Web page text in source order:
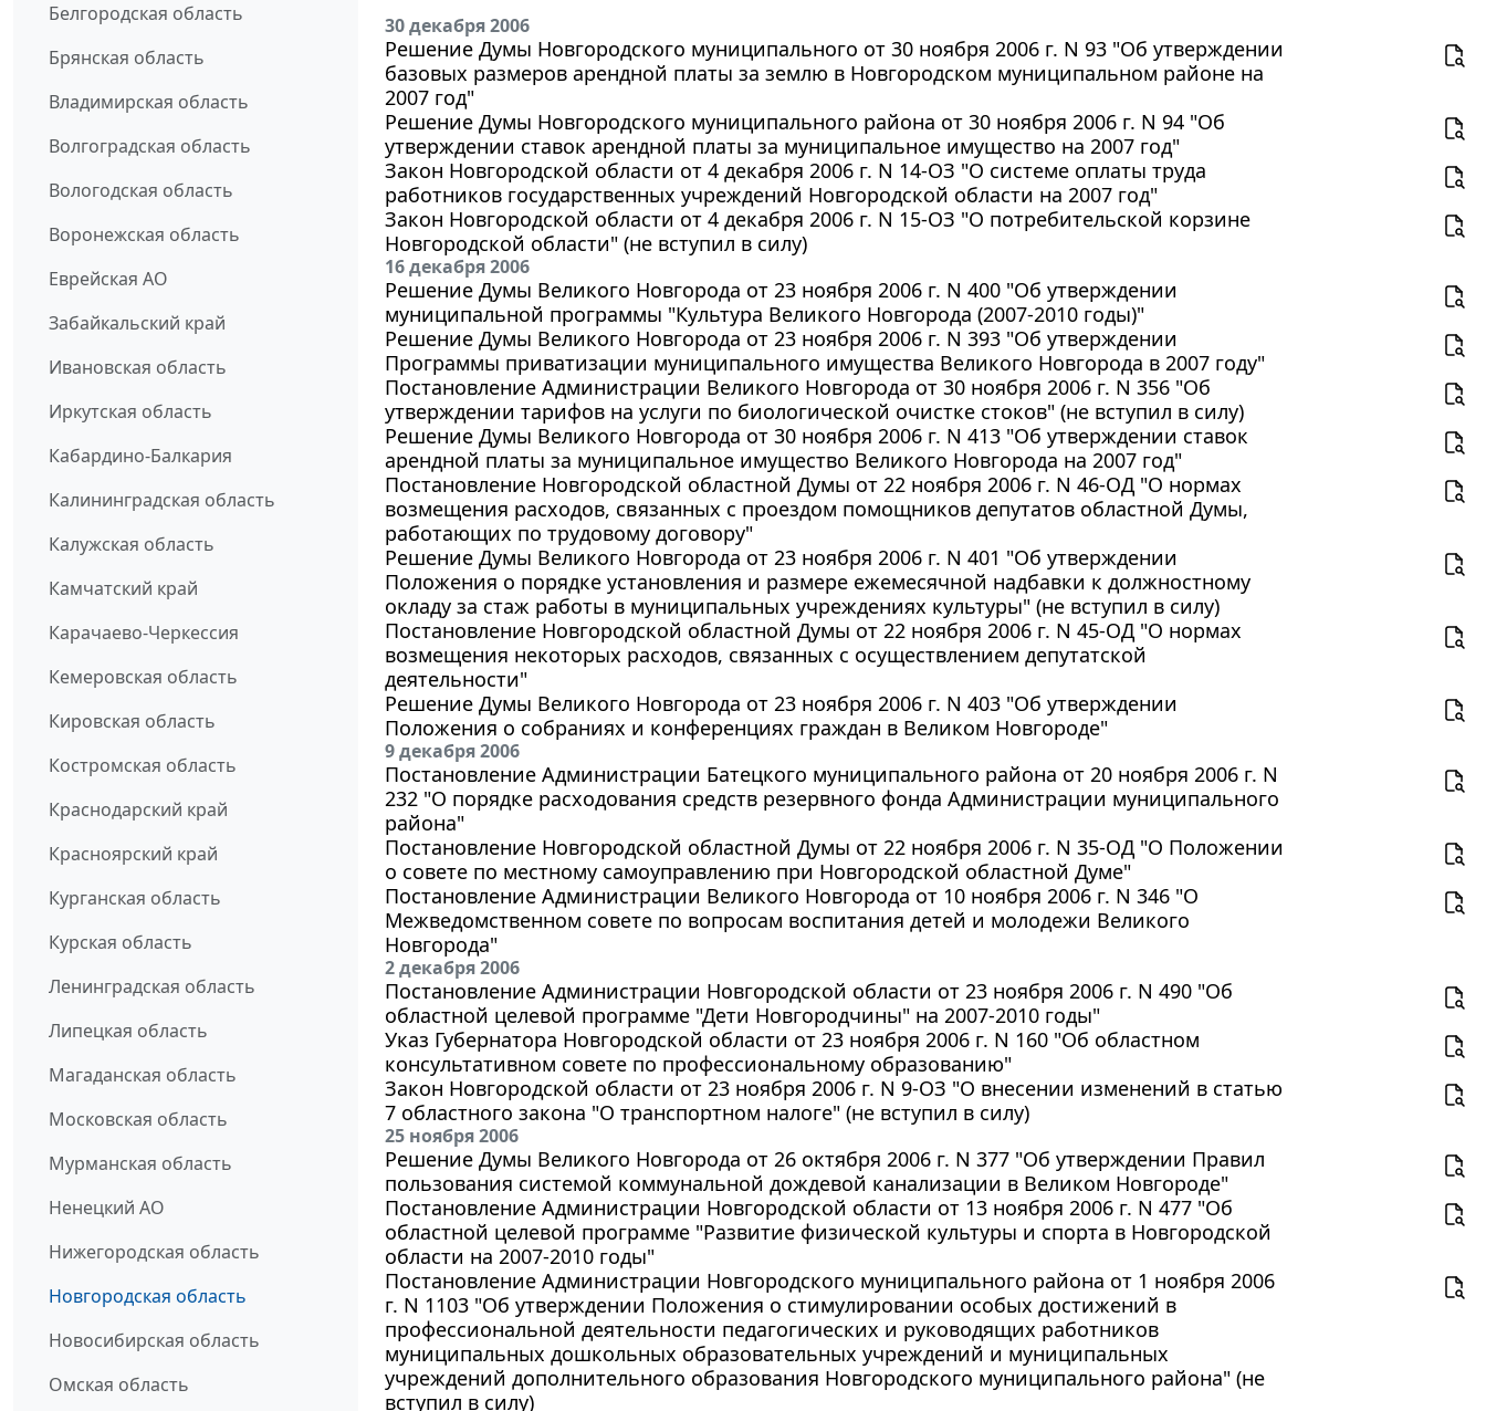
Белгородская область
Брянская область
Владимирская область
Волгоградская область
Вологодская область
Воронежская область
Еврейская АО
Забайкальский край
Ивановская область
Иркутская область
Кабардино-Балкария
Калининградская область
Калужская область
Камчатский край
Карачаево-Черкессия
Кемеровская область
Кировская область
Костромская область
Краснодарский край
Красноярский край
Курганская область
Курская область
Ленинградская область
Липецкая область
Магаданская область
Московская область
Мурманская область
Ненецкий АО
Нижегородская область
Новгородская область
Новосибирская область
Омская область
30 декабря 2006
Решение Думы Новгородского муниципального от 30 ноября 2006 г. N 93 "Об утверждении
базовых размеров арендной платы за землю в Новгородском муниципальном районе на
2007 год"
Решение Думы Новгородского муниципального района от 30 ноября 2006 г. N 94 "Об
утверждении ставок арендной платы за муниципальное имущество на 2007 год"
Закон Новгородской области от 4 декабря 2006 г. N 14-ОЗ "О системе оплаты труда
работников государственных учреждений Новгородской области на 2007 год"
Закон Новгородской области от 4 декабря 2006 г. N 15-ОЗ "О потребительской корзине
Новгородской области" (не вступил в силу)
16 декабря 2006
Решение Думы Великого Новгорода от 23 ноября 2006 г. N 400 "Об утверждении
муниципальной программы "Культура Великого Новгорода (2007-2010 годы)"
Решение Думы Великого Новгорода от 23 ноября 2006 г. N 393 "Об утверждении
Программы приватизации муниципального имущества Великого Новгорода в 2007 году"
Постановление Администрации Великого Новгорода от 30 ноября 2006 г. N 356 "Об
утверждении тарифов на услуги по биологической очистке стоков" (не вступил в силу)
Решение Думы Великого Новгорода от 30 ноября 2006 г. N 413 "Об утверждении ставок
арендной платы за муниципальное имущество Великого Новгорода на 2007 год"
Постановление Новгородской областной Думы от 22 ноября 2006 г. N 46-ОД "О нормах
возмещения расходов, связанных с проездом помощников депутатов областной Думы,
работающих по трудовому договору"
Решение Думы Великого Новгорода от 23 ноября 2006 г. N 401 "Об утверждении
Положения о порядке установления и размере ежемесячной надбавки к должностному
окладу за стаж работы в муниципальных учреждениях культуры" (не вступил в силу)
Постановление Новгородской областной Думы от 22 ноября 2006 г. N 45-ОД "О нормах
возмещения некоторых расходов, связанных с осуществлением депутатской
деятельности"
Решение Думы Великого Новгорода от 23 ноября 2006 г. N 403 "Об утверждении
Положения о собраниях и конференциях граждан в Великом Новгороде"
9 декабря 2006
Постановление Администрации Батецкого муниципального района от 20 ноября 2006 г. N
232 "О порядке расходования средств резервного фонда Администрации муниципального
района"
Постановление Новгородской областной Думы от 22 ноября 2006 г. N 35-ОД "О Положении
о совете по местному самоуправлению при Новгородской областной Думе"
Постановление Администрации Великого Новгорода от 10 ноября 2006 г. N 346 "О
Межведомственном совете по вопросам воспитания детей и молодежи Великого
Новгорода"
2 декабря 2006
Постановление Администрации Новгородской области от 23 ноября 2006 г. N 490 "Об
областной целевой программе "Дети Новгородчины" на 2007-2010 годы"
Указ Губернатора Новгородской области от 23 ноября 2006 г. N 160 "Об областном
консультативном совете по профессиональному образованию"
Закон Новгородской области от 23 ноября 2006 г. N 9-ОЗ "О внесении изменений в статью
7 областного закона "О транспортном налоге" (не вступил в силу)
25 ноября 2006
Решение Думы Великого Новгорода от 26 октября 2006 г. N 377 "Об утверждении Правил
пользования системой коммунальной дождевой канализации в Великом Новгороде"
Постановление Администрации Новгородской области от 13 ноября 2006 г. N 477 "Об
областной целевой программе "Развитие физической культуры и спорта в Новгородской
области на 2007-2010 годы"
Постановление Администрации Новгородского муниципального района от 1 ноября 2006
г. N 1103 "Об утверждении Положения о стимулировании особых достижений в
профессиональной деятельности педагогических и руководящих работников
муниципальных дошкольных образовательных учреждений и муниципальных
учреждений дополнительного образования Новгородского муниципального района" (не
вступил в силу)